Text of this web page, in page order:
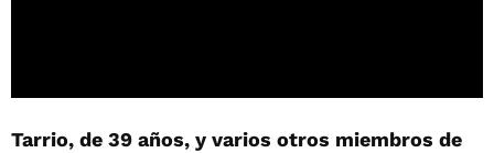
Tarrio, de 39 años, y varios otros miembros de